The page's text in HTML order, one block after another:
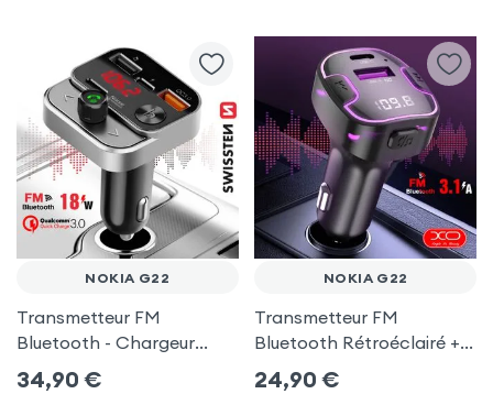
NOKIA G22
Transmetteur FM
Bluetooth - Chargeur
Voiture USB C + USB -
Swissten
34,90 €
NOKIA G22
Transmetteur FM
Bluetooth Rétroéclairé +
Chargeur Voiture USB C
et USB - XO
24,90 €